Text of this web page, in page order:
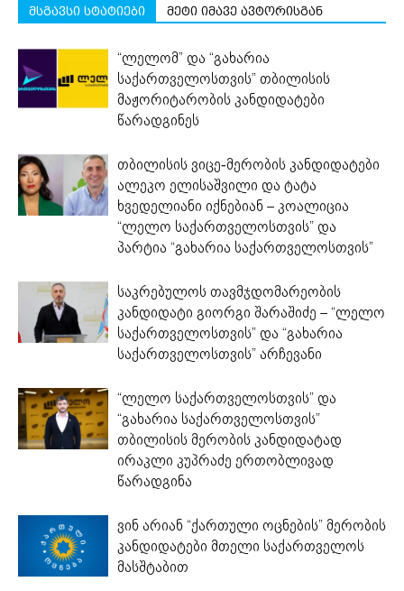
მსგავსი სტატიები მეტი იმავე ავტორისგან
“ლელომ” და “გახარია
საქართველოსთვის” თბილისის
მაჟორიტარობის კანდიდატები
წარადგინეს
თბილისის ვიცე-მერობის კანდიდატები
ალეკო ელისაშვილი და ტატა
ხვედელიანი იქნებიან – კოალიცია
“ლელო საქართველოსთვის” და
პარტია “გახარია საქართველოსთვის”
საკრებულოს თავმჯდომარეობის
კანდიდატი გიორგი შარაშიძე – “ლელო
საქართველოსთვის” და “გახარია
საქართველოსთვის” არჩევანი
“ლელო საქართველოსთვის” და
“გახარია საქართველოსთვის”
თბილისის მერობის კანდიდატად
ირაკლი კუპრაძე ერთობლივად
წარადგინა
ვინ არიან “ქართული ოცნების” მერობის
კანდიდატები მთელი საქართველოს
მასშტაბით